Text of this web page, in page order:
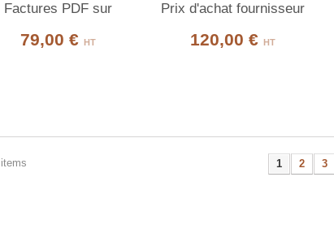
Factures PDF sur
officielle Meta
79,00 € HT
Prix d'achat fournisseur
120,00 € HT
1 2 3